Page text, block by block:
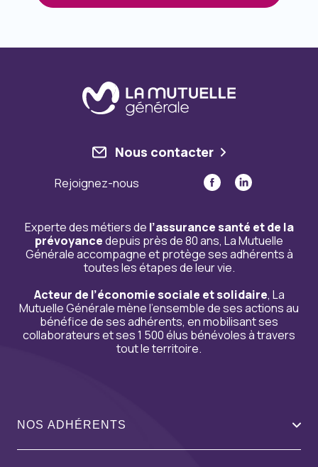
Nous contacter
Rejoignez-nous
Experte des métiers de l’assurance santé et de la
prévoyancedepuis près de 80 ans, La Mutuelle
Générale accompagne et protège ses adhérents à
toutes les étapes de leur vie.
Acteur de l’économie sociale et solidaire, La
Mutuelle Générale mène l’ensemble de ses actions au
bénéfice de ses adhérents, en mobilisant ses
collaborateurs et ses 1 500 élus bénévoles à travers
tout le territoire.
NOS ADHÉRENTS